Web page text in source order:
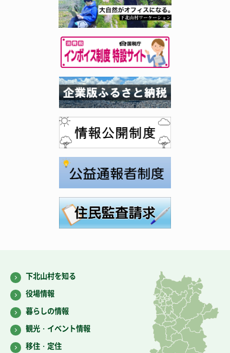
下北山村を知る
役場情報
暮らしの情報
観光・イベント情報
移住・定住